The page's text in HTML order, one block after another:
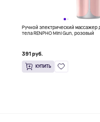
Ручной электрический массажер
тела RENPHO Mini Gun, розовый
391 руб.
КУПИТЬ